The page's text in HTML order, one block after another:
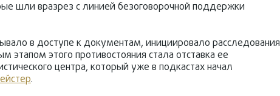
шли вразрез с линией безоговорочной поддержки
в доступе к документам, инициировало расследования
этого противостояния стала отставка ее
центра, который уже в подкастах начал
.